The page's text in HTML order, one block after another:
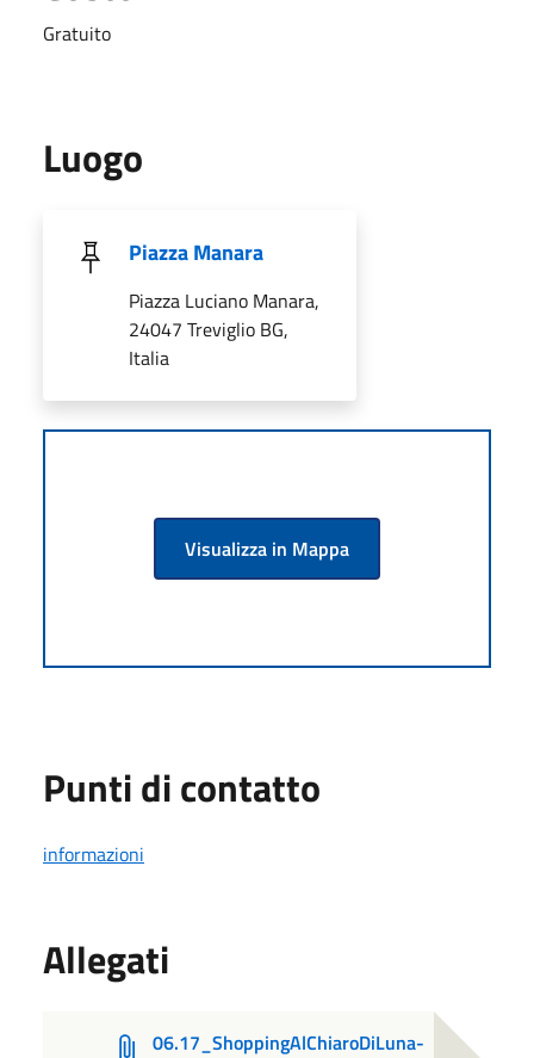
Gratuito
Luogo
Piazza Manara
Piazza Luciano Manara,
24047 Treviglio BG,
Italia
Visualizza in Mappa
Punti di contatto
informazioni
Allegati
06.17_ShoppingAlChiaroDiLuna-